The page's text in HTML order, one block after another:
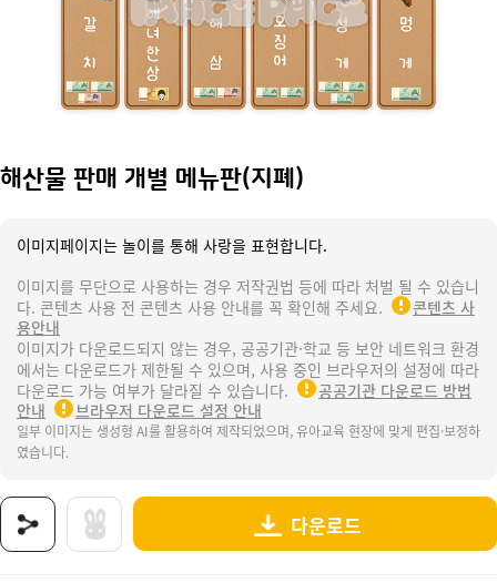
해산물 판매 개별 메뉴판(지폐)
이미지페이지는 놀이를 통해 사랑을 표현합니다.
이미지를 무단으로 사용하는 경우 저작권법 등에 따라 처벌 될 수 있습니
다. 콘텐츠 사용 전 콘텐츠 사용 안내를 꼭 확인해 주세요.
콘텐츠 사
용안내
이미지가 다운로드되지 않는 경우, 공공기관·학교 등 보안 네트워크 환경
에서는 다운로드가 제한될 수 있으며, 사용 중인 브라우저의 설정에 따라
다운로드 가능 여부가 달라질 수 있습니다.
공공기관 다운로드 방법
안내
브라우저 다운로드 설정 안내
일부 이미지는 생성형 AI를 활용하여 제작되었으며, 유아교육 현장에 맞게 편집·보정하
였습니다.
다운로드